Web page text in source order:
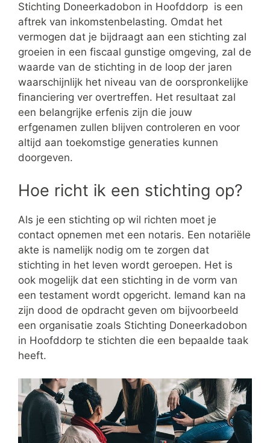
Stichting Doneerkadobon in Hoofddorp is een
aftrek van inkomstenbelasting. Omdat het
vermogen dat je bijdraagt aan een stichting zal
groeien in een fiscaal gunstige omgeving, zal de
waarde van de stichting in de loop der jaren
waarschijnlijk het niveau van de oorspronkelijke
financiering ver overtreffen. Het resultaat zal
een belangrijke erfenis zijn die jouw
erfgenamen zullen blijven controleren en voor
altijd aan toekomstige generaties kunnen
doorgeven.
Hoe richt ik een stichting op?
Als je een stichting op wil richten moet je
contact opnemen met een notaris. Een notariële
akte is namelijk nodig om te zorgen dat
stichting in het leven wordt geroepen. Het is
ook mogelijk dat een stichting in de vorm van
een testament wordt opgericht. Iemand kan na
zijn dood de opdracht geven om bijvoorbeeld
een organisatie zoals Stichting Doneerkadobon
in Hoofddorp te stichten die een bepaalde taak
heeft.